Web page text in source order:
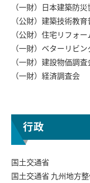
（一財）日本建築防
（公財）建築技術教
（公財）住宅リフォ
（一財）ベターリビン
（一財）建設物価調査
（一財）経済調査会
行政
国土交通省
国土交通省 九州地方